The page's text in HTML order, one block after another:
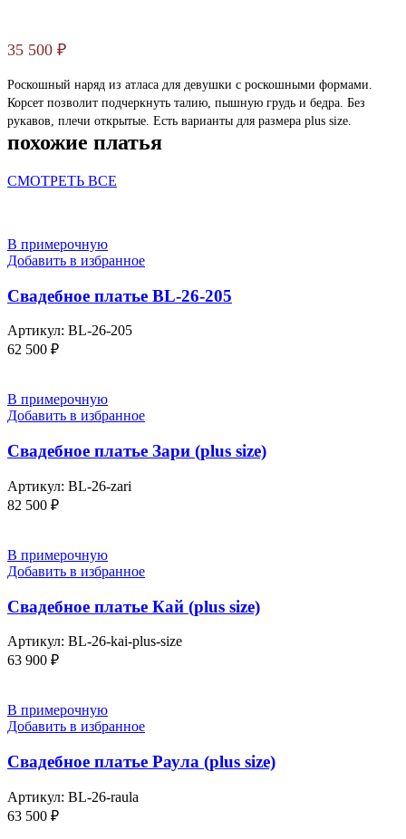
35 500 ₽
Роскошный наряд из атласа для девушки с роскошными формами.
Корсет позволит подчеркнуть талию, пышную грудь и бедра. Без
рукавов, плечи открытые. Есть варианты для размера plus size.
похожие платья
СМОТРЕТЬ ВСЕ
В примерочную
Добавить в избранное
Свадебное платье BL-26-205
Артикул: BL-26-205
62 500 ₽
В примерочную
Добавить в избранное
Свадебное платье Зари (plus size)
Артикул: BL-26-zari
82 500 ₽
В примерочную
Добавить в избранное
Свадебное платье Кай (plus size)
Артикул: BL-26-kai-plus-size
63 900 ₽
В примерочную
Добавить в избранное
Свадебное платье Раула (plus size)
Артикул: BL-26-raula
63 500 ₽